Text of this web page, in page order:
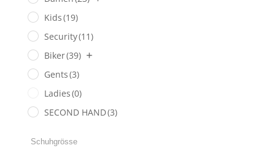
Kids(19)
Security(11)
Biker(39)
Gents(3)
Ladies(0)
SECOND HAND(3)